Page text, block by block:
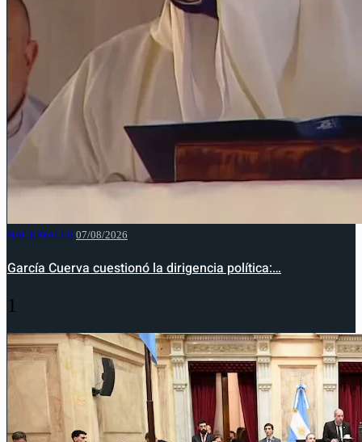
NACIONALES 07/08/2026
García Cuerva cuestionó la dirigencia política:…
1